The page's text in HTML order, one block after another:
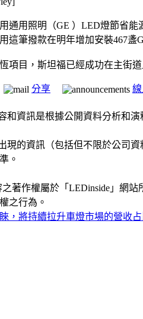
通用照明（GE ）LED燈節省
這筆撥款在明年增加安裝467盞
項目，斯坦福已經成功在主街
分享
和資訊是根據公開資料分析和
現的資訊（包括但不限於公司
。
之著作權屬於「LEDinside」網
之行為。
，將持續拉升車燈市場的營收